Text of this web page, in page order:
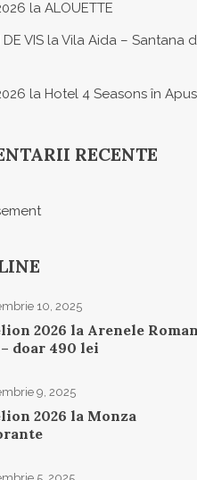
la ALOUETTE
DE VIS la Vila Aida – Santana
la Hotel 4 Seasons în
RECENTE
10, 2025
2026 la Arenele
doar 490 lei
9, 2025
2026 la Monza